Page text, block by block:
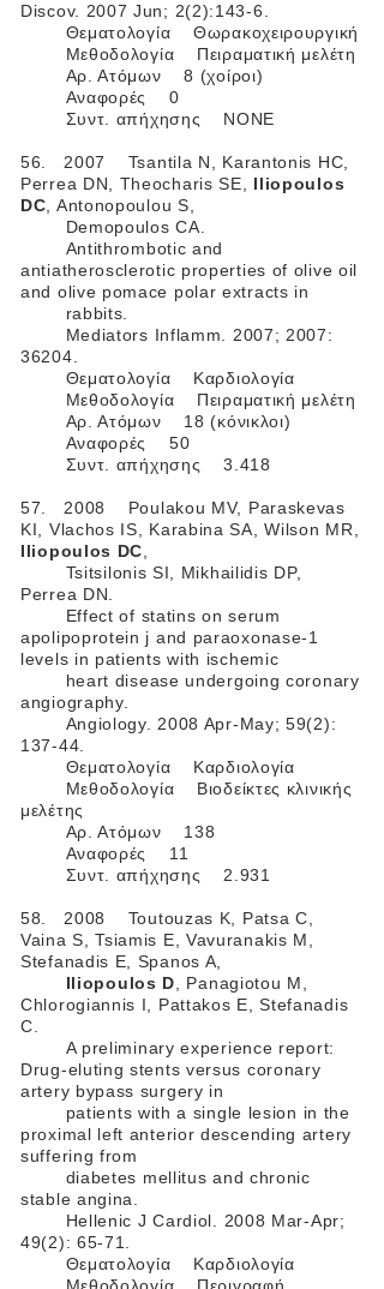
Discov. 2007 Jun; 2(2):143-6.
Θεματολογία Θωρακοχειρουργική
Μεθοδολογία Πειραματική μελέτη
Αρ. Ατόμων 8 (χοίροι)
Αναφορές 0
Συντ. απήχησης ΝΟΝΕ
56. 2007 Tsantila N, Karantonis HC,
Perrea DN, Theocharis SE,
Iliopoulos
DC , Antonopoulou S,
Demopoulos CA.
Antithrombotic and
antiatherosclerotic properties of olive oil
and olive pomace polar extracts in
rabbits.
Mediators Inflamm. 2007; 2007:
36204.
Θεματολογία Καρδιολογία
Μεθοδολογία Πειραματική μελέτη
Αρ. Ατόμων 18 (κόνικλοι)
Αναφορές 50
Συντ. απήχησης 3.418
57. 2008 Poulakou MV, Paraskevas
KI, Vlachos IS, Karabina SA, Wilson MR,
Iliopoulos DC
Tsitsilonis SI, Mikhailidis DP,
Perrea DN.
Effect of statins on serum
apolipoprotein j and paraoxonase-1
levels in patients with ischemic
heart disease undergoing coronary
angiography.
Angiology. 2008 Apr-May; 59(2):
137-44.
Θεματολογία Καρδιολογία
Μεθοδολογία Βιοδείκτες κλινικής
μελέτης
Αρ. Ατόμων 138
Αναφορές 11
Συντ. απήχησης 2.931
58. 2008 Toutouzas K, Patsa C,
Vaina S, Tsiamis E, Vavuranakis M,
Stefanadis E, Spanos A,
Iliopoulos D , Panagiotou M,
Chlorogiannis I, Pattakos E, Stefanadis
C.
A preliminary experience report:
Drug-eluting stents versus coronary
artery bypass surgery in
patients with a single lesion in the
proximal left anterior descending artery
suffering from
diabetes mellitus and chronic
stable angina.
Hellenic J Cardiol. 2008 Mar-Apr;
49(2): 65-71.
Θεματολογία Καρδιολογία